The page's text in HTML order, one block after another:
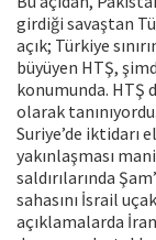
girdiği savaştan
açık; Türkiye
büyüyen HTŞ,
konumunda. HTŞ
olarak
Suriye’de iktidarı
yakınlaşması
saldırılarında
sahasını İsrail
açıklamalarda